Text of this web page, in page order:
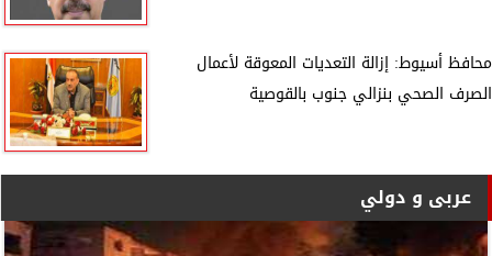
محافظ أسيوط: إزالة التعديات المعوقة لأعمال
الصرف الصحي بنزالي جنوب بالقوصية
عربى و دولي